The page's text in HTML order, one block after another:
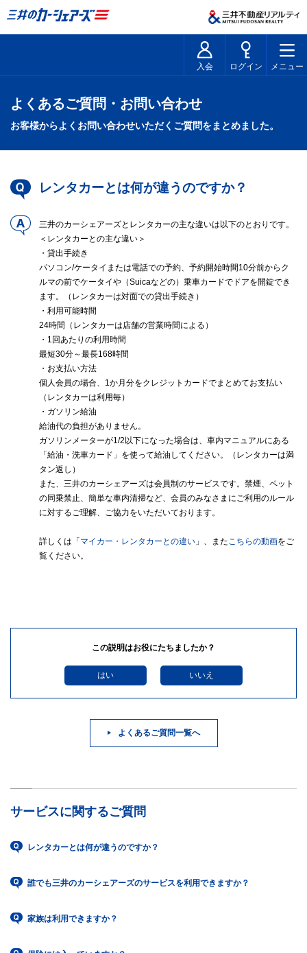
入会 ログイン メニュー
よくあるご質問・お問い合わせ
お客様からよくお問い合わせいただくご質問をまとめました。
レンタカーとは何が違うのですか？
三井のカーシェアーズとレンタカーの主な違いは以下のとおりです。
＜レンタカーとの主な違い＞
・貸出手続き
パソコン/ケータイまたは電話での予約、予約開始時間10分前からク
ルマの前でケータイや（Suicaなどの）乗車カードでドアを開錠でき
ます。（レンタカーは対面での貸出手続き）
・利用可能時間
24時間（レンタカーは店舗の営業時間による）
・1回あたりの利用時間
最短30分～最長168時間
・お支払い方法
個人会員の場合、1か月分をクレジットカードでまとめてお支払い
（レンタカーは利用毎）
・ガソリン給油
給油代の負担がありません。
ガソリンメーターが1/2以下になった場合は、車内マニュアルにある
「給油・洗車カード」を使って給油してください。（レンタカーは満
タン返し）
また、三井のカーシェアーズは会員制のサービスです。禁煙、ペット
の同乗禁止、簡単な車内清掃など、会員のみなさまにご利用のルール
に対するご理解、ご協力をいただいております。
詳しくは「 マイカー・レンタカーとの違い 」、またこちらの動画をご
覧ください。
この説明はお役にたちましたか？
はい いいえ
よくあるご質問一覧へ
サービスに関するご質問
レンタカーとは何が違うのですか？
誰でも三井のカーシェアーズのサービスを利用できますか？
家族は利用できますか？